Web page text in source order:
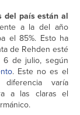
del país están al
a la del año
el 85%. Esto ha
de Rehden esté
6 de julio, según
. Este no es el
varía
a las claras el